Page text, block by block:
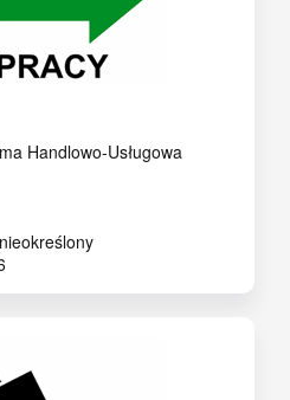
Handlowo-Usługowa